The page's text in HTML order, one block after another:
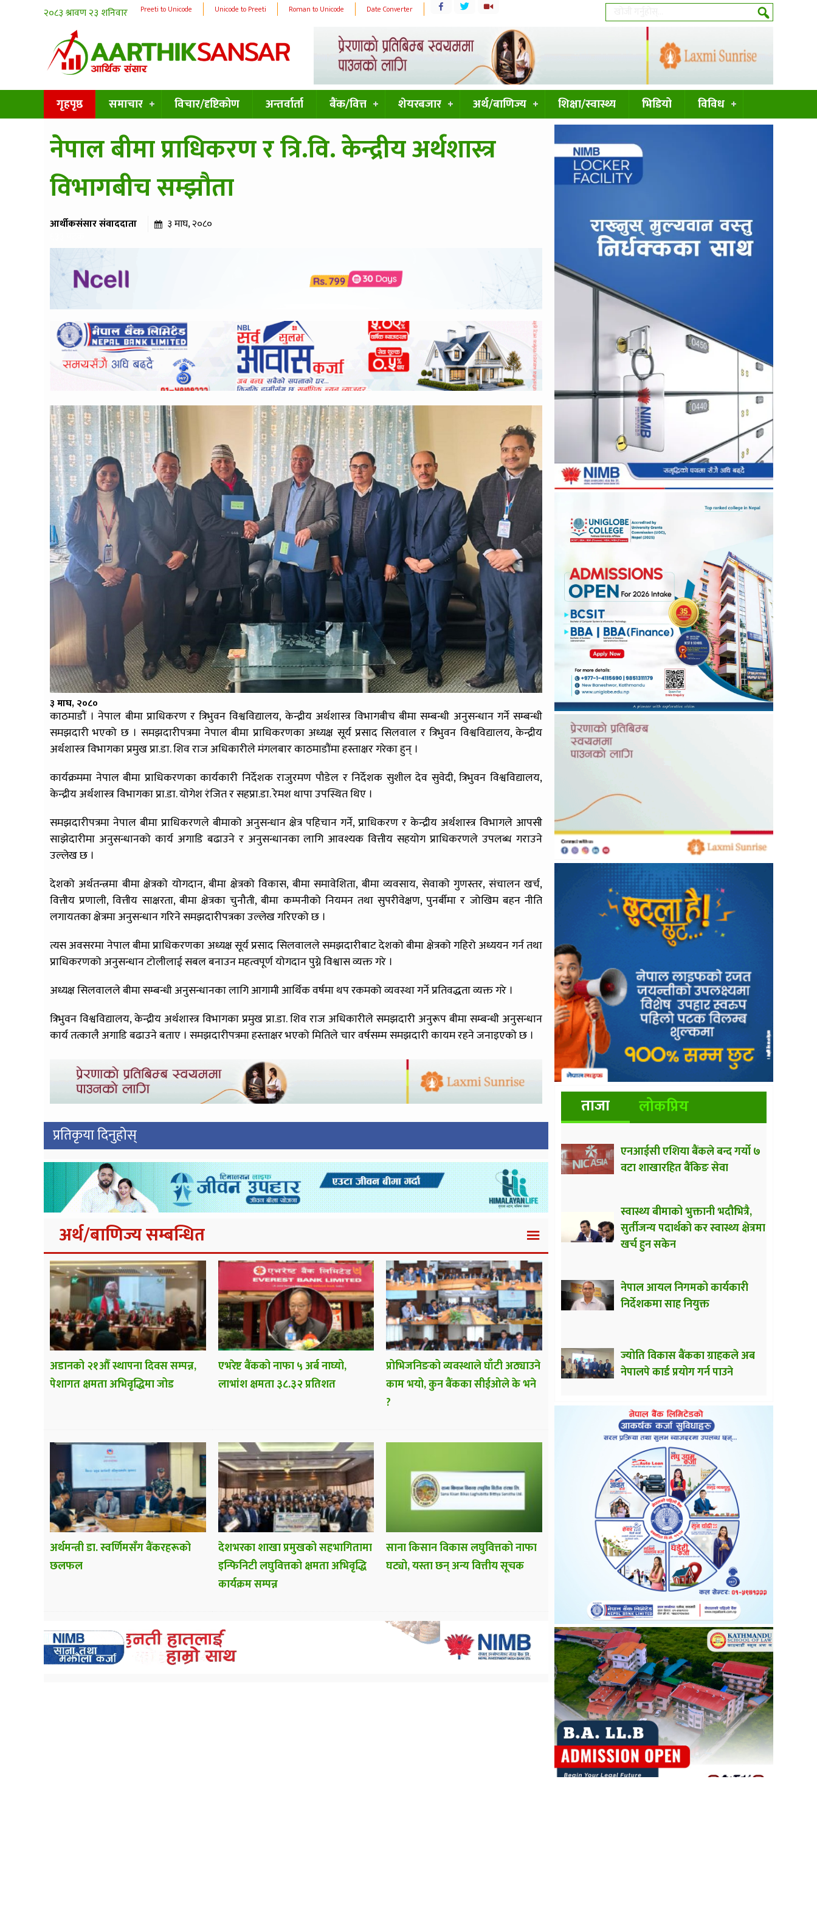
Preeti to Unicode Unicode to Preeti Roman to Unicode Date Converter
गृहपृष्ठ समाचार विचार/दृष्टिकोण अन्तर्वार्ता बैंक/वित्त शेयरबजार अर्थ/बाणिज्य शिक्षा/स्वास्थ्य भिडियो विविध
नेपाल बीमा प्राधिकरण र त्रि.वि. केन्द्रीय अर्थशास्त्र
विभागबीच सम्झौता
आर्थीकसंसार संवाददाता ३ माघ, २०८०
३ माघ, २०८०
काठमाडौं । नेपाल बीमा प्राधिकरण र त्रिभुवन विश्वविद्यालय, केन्द्रीय अर्थशास्त्र विभागबीच बीमा सम्बन्धी अनुसन्धान गर्ने सम्बन्धी
समझदारी भएको छ । समझदारीपत्रमा नेपाल बीमा प्राधिकरणका अध्यक्ष सूर्य प्रसाद सिलवाल र त्रिभुवन विश्वविद्यालय, केन्द्रीय
अर्थशास्त्र विभागका प्रमुख प्रा.डा. शिव राज अधिकारीले मंगलबार काठमाडौंमा हस्ताक्षर गरेका हुन् ।
कार्यक्रममा नेपाल बीमा प्राधिकरणका कार्यकारी निर्देशक राजुरमण पौडेल र निर्देशक सुशील देव सुवेदी, त्रिभुवन विश्वविद्यालय,
केन्द्रीय अर्थशास्त्र विभागका प्रा.डा. योगेश रंजित र सहप्रा.डा. रेमश थापा उपस्थित थिए ।
समझदारीपत्रमा नेपाल बीमा प्राधिकरणले बीमाको अनुसन्धान क्षेत्र पहिचान गर्ने, प्राधिकरण र केन्द्रीय अर्थशास्त्र विभागले आपसी
साझेदारीमा अनुसन्धानको कार्य अगाडि बढाउने र अनुसन्धानका लागि आवश्यक वित्तीय सहयोग प्राधिकरणले उपलब्ध गराउने
उल्लेख छ ।
देशको अर्थतन्त्रमा बीमा क्षेत्रको योगदान, बीमा क्षेत्रको विकास, बीमा समावेशिता, बीमा व्यवसाय, सेवाको गुणस्तर, संचालन खर्च,
वित्तीय प्रणाली, वित्तीय साक्षरता, बीमा क्षेत्रका चुनौती, बीमा कम्पनीको नियमन तथा सुपरीवेक्षण, पुनर्बीमा र जोखिम बहन नीति
लगायतका क्षेत्रमा अनुसन्धान गरिने समझदारीपत्रका उल्लेख गरिएको छ ।
त्यस अवसरमा नेपाल बीमा प्राधिकरणका अध्यक्ष सूर्य प्रसाद सिलवालले समझदारीबाट देशको बीमा क्षेत्रको गहिरो अध्ययन गर्न तथा
प्राधिकरणको अनुसन्धान टोलीलाई सबल बनाउन महत्वपूर्ण योगदान पुग्ने विश्वास व्यक्त गरे ।
अध्यक्ष सिलवालले बीमा सम्बन्धी अनुसन्धानका लागि आगामी आर्थिक वर्षमा थप रकमको व्यवस्था गर्ने प्रतिवद्धता व्यक्त गरे ।
त्रिभुवन विश्वविद्यालय, केन्द्रीय अर्थशास्त्र विभागका प्रमुख प्रा.डा. शिव राज अधिकारीले समझदारी अनुरूप बीमा सम्बन्धी अनुसन्धान
कार्य तत्कालै अगाडि बढाउने बताए । समझदारीपत्रमा हस्ताक्षर भएको मितिले चार वर्षसम्म समझदारी कायम रहने जनाइएको छ ।
प्रतिकृया दिनुहोस्
अर्थ/बाणिज्य सम्बन्धित
अडानको २१औँ स्थापना दिवस सम्पन्न,
पेशागत क्षमता अभिवृद्धिमा जोड
एभरेष्ट बैंकको नाफा ५ अर्ब नाघ्यो,
लाभांश क्षमता ३८.३२ प्रतिशत
प्रोभिजनिङको व्यवस्थाले घाँटी अठ्याउने
काम भयो, कुन बैंकका सीईओले के भने
?
अर्थमन्त्री डा. स्वर्णिमसँग बैंकरहरूको
छलफल
देशभरका शाखा प्रमुखको सहभागितामा
इन्फिनिटी लघुवित्तको क्षमता अभिवृद्धि
कार्यक्रम सम्पन्न
साना किसान विकास लघुवित्तको नाफा
घट्यो, यस्ता छन् अन्य वित्तीय सूचक
ताजा लोकप्रिय
एनआईसी एशिया बैंकले बन्द गर्यो ७
वटा शाखारहित बैंकिङ सेवा
स्वास्थ्य बीमाको भुक्तानी भदौभित्रै,
सुर्तीजन्य पदार्थको कर स्वास्थ्य क्षेत्रमा
खर्च हुन सकेन
नेपाल आयल निगमको कार्यकारी
निर्देशकमा साह नियुक्त
ज्योति विकास बैंकका ग्राहकले अब
नेपालपे कार्ड प्रयोग गर्न पाउने